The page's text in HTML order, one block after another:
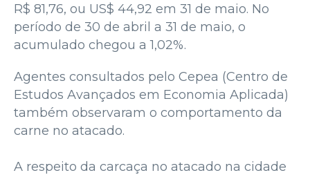
R$ 81,76, ou US$ 44,92 em 31 de maio. No
período de 30 de abril a 31 de maio, o
acumulado chegou a 1,02%.
Agentes consultados pelo Cepea (Centro de
Estudos Avançados em Economia Aplicada)
também observaram o comportamento da
carne no atacado.
A respeito da carcaça no atacado na cidade